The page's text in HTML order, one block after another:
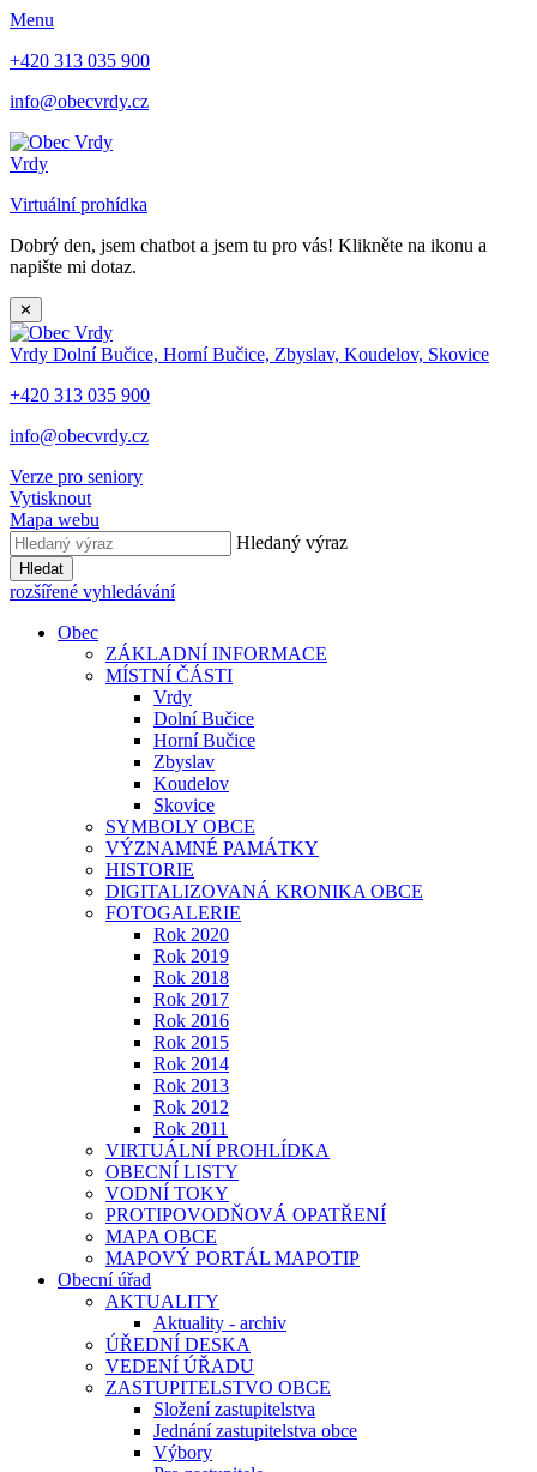
Menu
+420 313 035 900
info@obecvrdy.cz
Vrdy
Virtuální prohídka
Dobrý den, jsem chatbot a jsem tu pro vás! Klikněte na ikonu a
napište mi dotaz.
✕
Vrdy Dolní Bučice, Horní Bučice, Zbyslav, Koudelov, Skovice
+420 313 035 900
info@obecvrdy.cz
Verze pro seniory
Vytisknout
Mapa webu
Hledaný výraz
Hledat
rozšířené vyhledávání
Obec
ZÁKLADNÍ INFORMACE
MÍSTNÍ ČÁSTI
Vrdy
Dolní Bučice
Horní Bučice
Zbyslav
Koudelov
Skovice
SYMBOLY OBCE
VÝZNAMNÉ PAMÁTKY
HISTORIE
DIGITALIZOVANÁ KRONIKA OBCE
FOTOGALERIE
Rok 2020
Rok 2019
Rok 2018
Rok 2017
Rok 2016
Rok 2015
Rok 2014
Rok 2013
Rok 2012
Rok 2011
VIRTUÁLNÍ PROHLÍDKA
OBECNÍ LISTY
VODNÍ TOKY
PROTIPOVODŇOVÁ OPATŘENÍ
MAPA OBCE
MAPOVÝ PORTÁL MAPOTIP
Obecní úřad
AKTUALITY
Aktuality - archiv
ÚŘEDNÍ DESKA
VEDENÍ ÚŘADU
ZASTUPITELSTVO OBCE
Složení zastupitelstva
Jednání zastupitelstva obce
Výbory